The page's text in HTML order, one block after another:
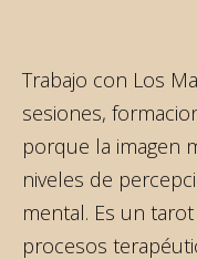
Trabajo con Los
sesiones,
porque la imagen
niveles de
mental. Es un
procesos